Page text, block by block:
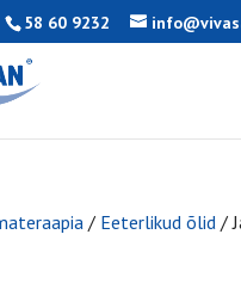
58 60 9232
/ Eeterlikud õlid /